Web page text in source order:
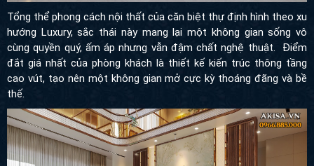
Tổng thể phong cách nội thất của căn biệt thự định hình theo xu
hướng Luxury, sắc thái này mang lại một không gian sống vô
cùng quyền quý, ấm áp nhưng vẫn đậm chất nghệ thuật. Điểm
đắt giá nhất của phòng khách là thiết kế kiến trúc thông tầng
cao vút, tạo nên một không gian mở cực kỳ thoáng đãng và bề
thế.